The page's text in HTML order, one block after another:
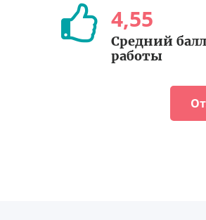
4,55
Средний балл
работы